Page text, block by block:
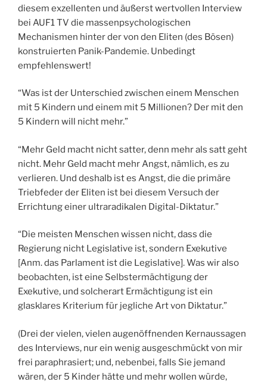
diesem exzellenten und äußerst wertvollen Interview
bei AUF1 TV die massenpsychologischen
Mechanismen hinter der von den Eliten (des Bösen)
konstruierten Panik-Pandemie. Unbedingt
empfehlenswert!
“Was ist der Unterschied zwischen einem Menschen
mit 5 Kindern und einem mit 5 Millionen? Der mit den
5 Kindern will nicht mehr.”
“Mehr Geld macht nicht satter, denn mehr als satt geht
nicht. Mehr Geld macht mehr Angst, nämlich, es zu
verlieren. Und deshalb ist es Angst, die die primäre
Triebfeder der Eliten ist bei diesem Versuch der
Errichtung einer ultraradikalen Digital-Diktatur.”
“Die meisten Menschen wissen nicht, dass die
Regierung nicht Legislative ist, sondern Exekutive
[Anm. das Parlament ist die Legislative]. Was wir also
beobachten, ist eine Selbstermächtigung der
Exekutive, und solcherart Ermächtigung ist ein
glasklares Kriterium für jegliche Art von Diktatur.”
(Drei der vielen, vielen augenöffnenden Kernaussagen
des Interviews, nur ein wenig ausgeschmückt von mir
frei paraphrasiert; und, nebenbei, falls Sie jemand
wären, der 5 Kinder hätte und mehr wollen würde,